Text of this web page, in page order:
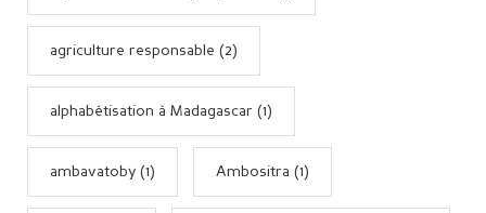
agriculture responsable (2)
alphabétisation à Madagascar (1)
ambavatoby (1) Ambositra (1)